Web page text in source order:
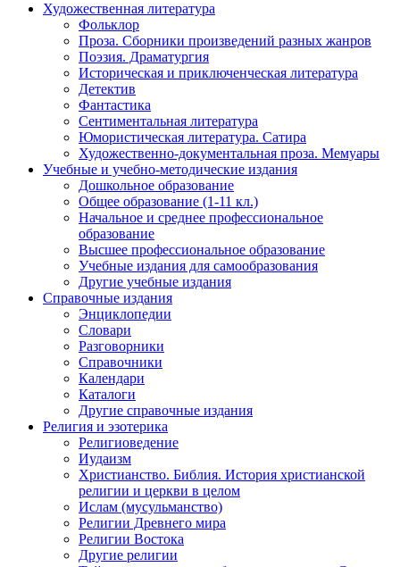
Художественная литература
Фольклор
Проза. Сборники произведений разных жанров
Поэзия. Драматургия
Историческая и приключенческая литература
Детектив
Фантастика
Сентиментальная литература
Юмористическая литература. Сатира
Художественно-документальная проза. Мемуары
Учебные и учебно-методические издания
Дошкольное образование
Общее образование (1-11 кл.)
Начальное и среднее профессиональное
образование
Высшее профессиональное образование
Учебные издания для самообразования
Другие учебные издания
Справочные издания
Энциклопедии
Словари
Разговорники
Справочники
Календари
Каталоги
Другие справочные издания
Религия и эзотерика
Религиоведение
Иудаизм
Христианство. Библия. История христианской
религии и церкви в целом
Ислам (мусульманство)
Религии Древнего мира
Религии Востока
Другие религии